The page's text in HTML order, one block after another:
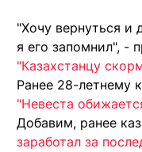
"Хочу вернуться и
я его запомнил", -
"Казахстанцу
Ранее 28-летнему
"Невеста
Добавим, ранее
заработал за